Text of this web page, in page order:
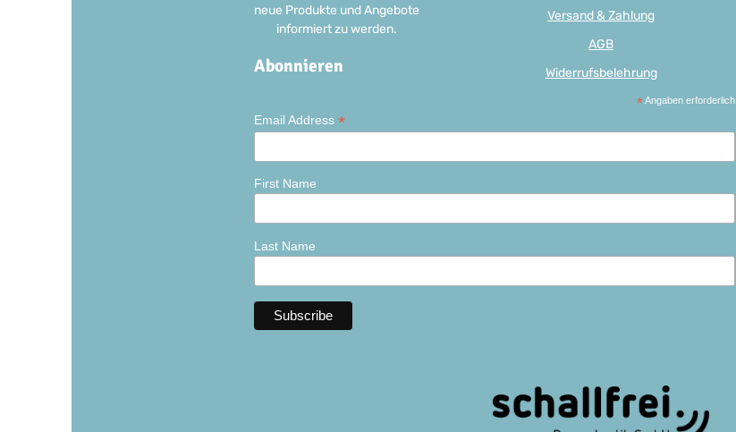
neue Produkte und Angebote
informiert zu werden.
Abonnieren
* Angaben erforderlich
Email Address *
First Name
Last Name
Versand & Zahlung
AGB
Widerrufsbelehrung